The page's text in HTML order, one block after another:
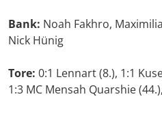
Bank: Noah Fakhro,
Nick Hünig
Tore: 0:1 Lennart (8.), 1:1
1:3 MC Mensah Quarshie